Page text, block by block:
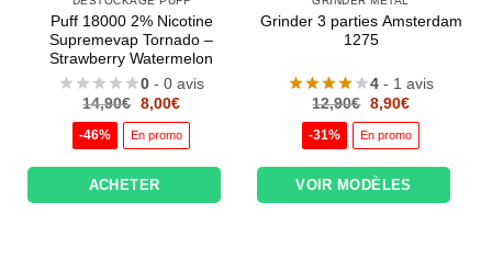
Puff 18000 2% Nicotine
Supremevap Tornado –
Strawberry Watermelon
0 - 0 avis
14,90€ Le
initial
était :
8,00€Le
actuel
est :
-46% En promo
ACHETER
Grinder 3 parties Amsterdam
1275
4 - 1 avis
12,90€ Le
initial
était :
8,90€Le
actuel
est :
-31% En promo
VOIR MODÈLES